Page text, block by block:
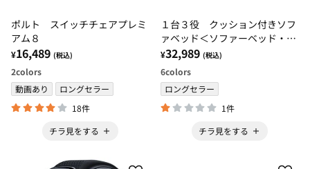
ポルト スイッチチェアプレミ
アム８
¥16,489 (税込)
2colors
動画あり
ロングセラー
18件
チラ見をする
１台３役 クッション付きソフ
ァベッド＜ソファーベッド・ベ
ット・リクライニング・一人掛
け・シンプル・無地＞
¥32,989 (税込)
6colors
ロングセラー
1件
チラ見をする